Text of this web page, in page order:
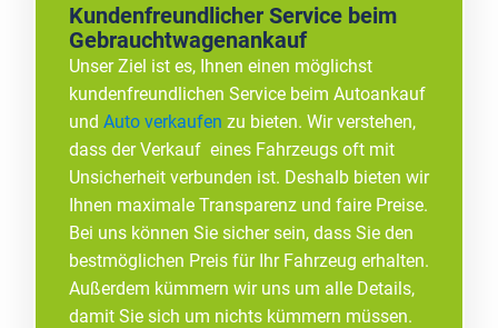
Kundenfreundlicher Service beim
Gebrauchtwagenankauf
Unser Ziel ist es, Ihnen einen möglichst
kundenfreundlichen Service beim Autoankauf
und Auto verkaufen zu bieten. Wir verstehen,
dass der Verkauf eines Fahrzeugs oft mit
Unsicherheit verbunden ist. Deshalb bieten wir
Ihnen maximale Transparenz und faire Preise.
Bei uns können Sie sicher sein, dass Sie den
bestmöglichen Preis für Ihr Fahrzeug erhalten.
Außerdem kümmern wir uns um alle Details,
damit Sie sich um nichts kümmern müssen.